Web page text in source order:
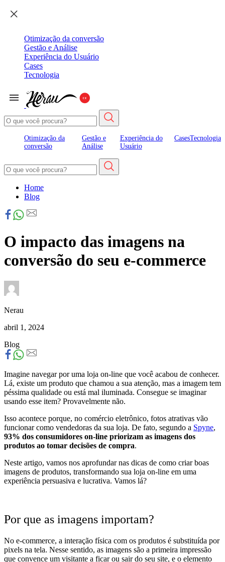
Otimização da conversão
Gestão e Análise
Experiência do Usuário
Cases
Tecnologia
Otimização da
conversão
Gestão e
Análise
Experiência do
Usuário
CasesTecnologia
Home
Blog
O impacto das imagens na
conversão do seu e-commerce
Nerau
abril 1, 2024
Blog
Imagine navegar por uma loja on-line que você acabou de conhecer.
Lá, existe um produto que chamou a sua atenção, mas a imagem tem
péssima qualidade ou está mal iluminada. Consegue se imaginar
usando esse item? Provavelmente não.
Isso acontece porque, no comércio eletrônico, fotos atrativas vão
funcionar como vendedoras da sua loja. De fato, segundo a Spyne,
93% dos consumidores on-line priorizam as imagens dos
produtos ao tomar decisões de compra.
Neste artigo, vamos nos aprofundar nas dicas de como criar boas
imagens de produtos, transformando sua loja on-line em uma
experiência persuasiva e lucrativa. Vamos lá?
Por que as imagens importam?
No e-commerce, a interação física com os produtos é substituída por
pixels na tela. Nesse sentido, as imagens são a primeira impressão
que convence um visitante a ficar ou sair do seu site, e o elemento